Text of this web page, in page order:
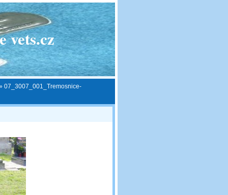
vets.cz
07_3007_001_Tremosnice-